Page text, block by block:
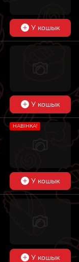
У кошык
У кошык
НАВIНКА!
У кошык
У кошык